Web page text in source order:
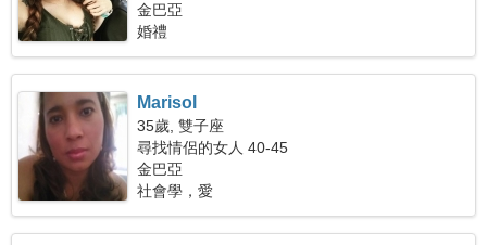
金巴亞
婚禮
Marisol
35歲, 雙子座
尋找情侶的女人 40-45
金巴亞
社會學，愛